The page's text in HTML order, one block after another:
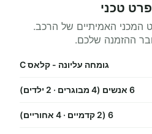
המכני האמיתיים של הרכב.
ההזמנה שלכם.
גומחה עליונה - קלאס C
6 אנשים (4 מבוגרים · 2 ילדים)
6 (2 קדמיים · 4 אחוריים)